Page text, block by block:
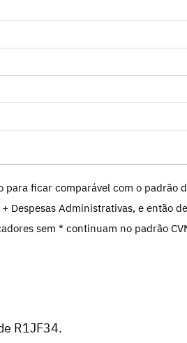
para ficar comparável com o padrão
Despesas Administrativas, e então
sem * continuam no padrão
R1JF34.